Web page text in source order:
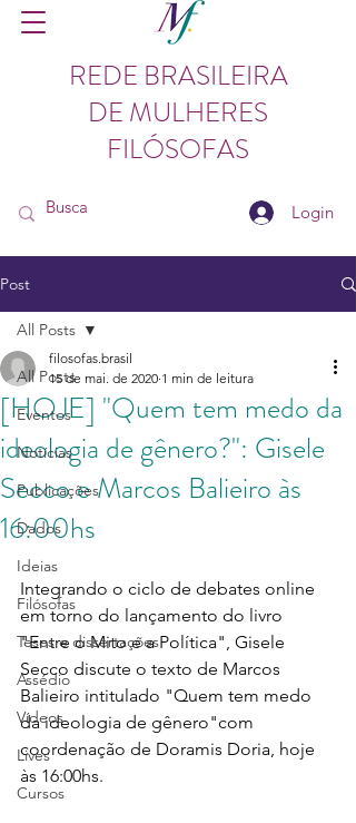
REDE BRASILEIRA
DE MULHERES
FILÓSOFAS
Login
Post
All Posts
Eventos
Notícias
Publicações
Dados
Ideias
Filósofas
Teses e dissertações
Assédio
Vídeos
Lives
Cursos
All Posts
[HOJE] "Quem tem medo da
ideologia de gênero?": Gisele
Secco e Marcos Balieiro às
16:00hs
filosofas.brasil
15 de mai. de 2020 1 min de leitura
Integrando o ciclo de debates online
em torno do lançamento do livro
"Entre o Mito e a Política", Gisele
Secco discute o texto de Marcos
Balieiro intitulado "Quem tem medo
da ideologia de gênero"com
coordenação de Doramis Doria, hoje
às 16:00hs.